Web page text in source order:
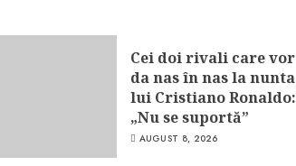
Cei doi rivali care vor
da nas în nas la nunta
lui Cristiano Ronaldo:
„Nu se suportă”
AUGUST 8, 2026